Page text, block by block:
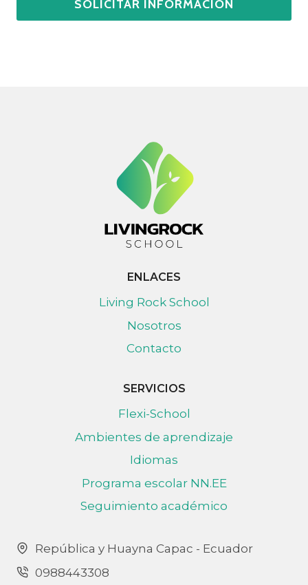
SOLICITAR INFORMACIÓN
ENLACES
Living Rock School
Nosotros
Contacto
SERVICIOS
Flexi-School
Ambientes de aprendizaje
Idiomas
Programa escolar NN.EE
Seguimiento académico
República y Huayna Capac - Ecuador
0988443308